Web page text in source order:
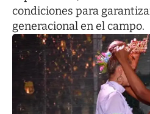
condiciones para
generacional en el campo.